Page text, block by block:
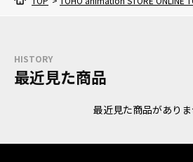
HISTORY
最近見た商品
最近見た商品がありま